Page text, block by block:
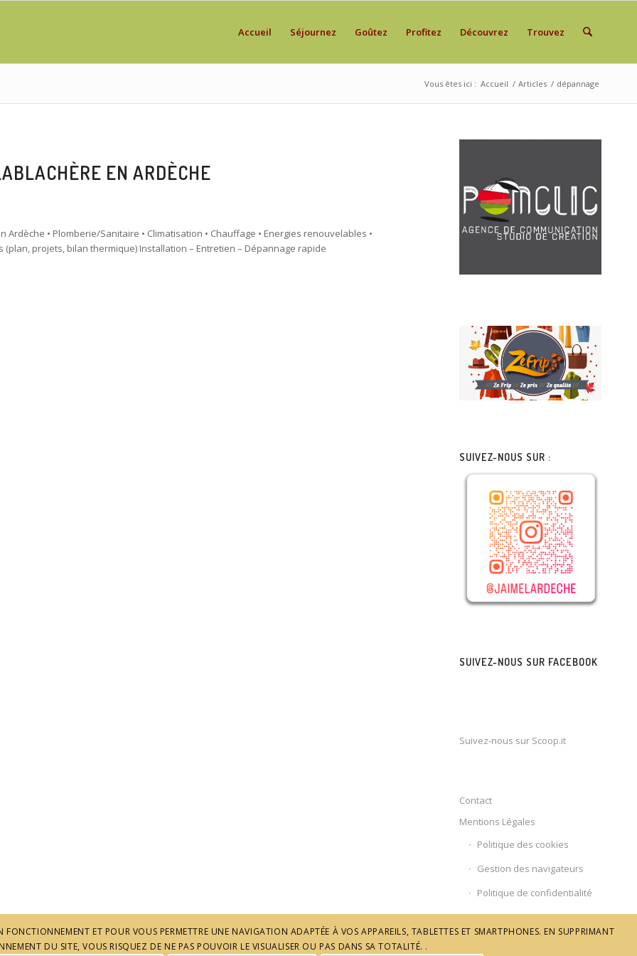
Accueil Séjournez Goûtez Profitez Découvrez Trouvez
Vous êtes ici : Accueil / Articles / dépannage
EN ARDÈCHE
Ardèche • Plomberie/Sanitaire • Climatisation • Chauffage • Energies renouvelables •
(plan, projets, bilan thermique) Installation – Entretien – Dépannage rapide
SUIVEZ-NOUS SUR :
SUIVEZ-NOUS SUR FACEBOOK
Suivez-nous sur Scoop.it
Contact
Mentions Légales
Politique des cookies
Gestion des navigateurs
Politique de confidentialité
ET POUR VOUS PERMETTRE UNE NAVIGATION ADAPTÉE À VOS APPAREILS, TABLETTES ET SMARTPHONES. EN SUPPRIMANT
DU SITE, VOUS RISQUEZ DE NE PAS POUVOIR LE VISUALISER OU PAS DANS SA TOTALITÉ. .